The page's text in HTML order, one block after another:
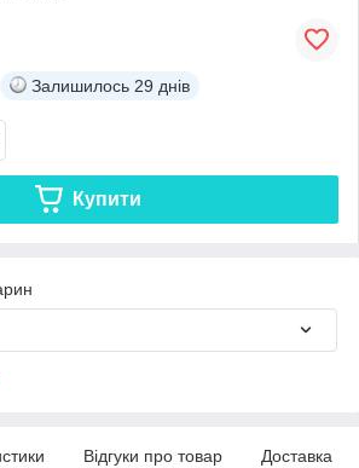
Залишилось 29 днів
Купити
Відгуки про товар Доставка